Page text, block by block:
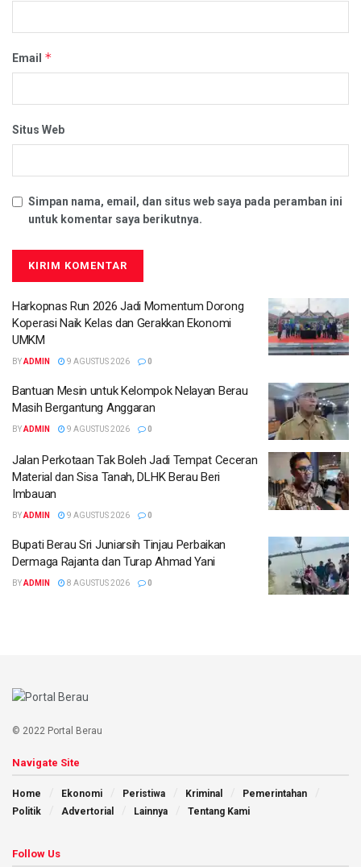
Email *
Situs Web
Simpan nama, email, dan situs web saya pada peramban ini
untuk komentar saya berikutnya.
Harkopnas Run 2026 Jadi Momentum Dorong
Koperasi Naik Kelas dan Gerakkan Ekonomi
UMKM
BYADMIN 9 AGUSTUS 2026 0
Bantuan Mesin untuk Kelompok Nelayan Berau
Masih Bergantung Anggaran
BYADMIN 9 AGUSTUS 2026 0
Jalan Perkotaan Tak Boleh Jadi Tempat Ceceran
Material dan Sisa Tanah, DLHK Berau Beri
Imbauan
BYADMIN 9 AGUSTUS 2026 0
Bupati Berau Sri Juniarsih Tinjau Perbaikan
Dermaga Rajanta dan Turap Ahmad Yani
BYADMIN 8 AGUSTUS 2026 0
© 2022 Portal Berau
Navigate Site
Home Ekonomi Peristiwa Kriminal
Pemerintahan
Politik
Advertorial Lainnya Tentang Kami
Follow Us